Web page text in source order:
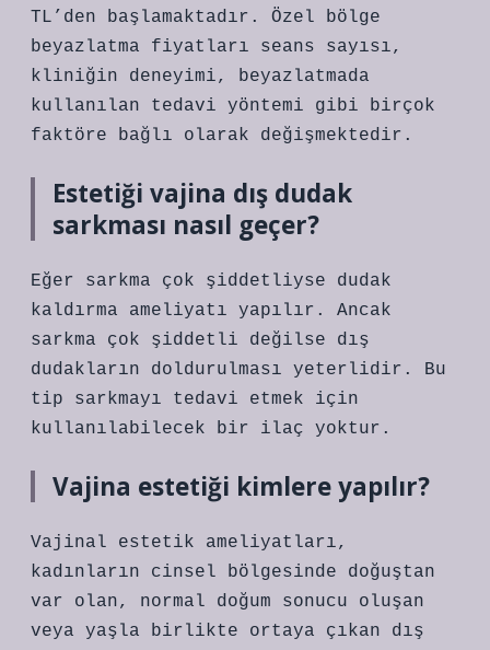
TL’den başlamaktadır. Özel bölge
beyazlatma fiyatları seans sayısı,
kliniğin deneyimi, beyazlatmada
kullanılan tedavi yöntemi gibi birçok
faktöre bağlı olarak değişmektedir.
Estetiği vajina dış dudak
sarkması nasıl geçer?
Eğer sarkma çok şiddetliyse dudak
kaldırma ameliyatı yapılır. Ancak
sarkma çok şiddetli değilse dış
dudakların doldurulması yeterlidir. Bu
tip sarkmayı tedavi etmek için
kullanılabilecek bir ilaç yoktur.
Vajina estetiği kimlere yapılır?
Vajinal estetik ameliyatları,
kadınların cinsel bölgesinde doğuştan
var olan, normal doğum sonucu oluşan
veya yaşla birlikte ortaya çıkan dış